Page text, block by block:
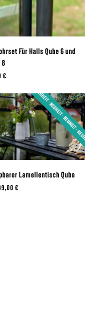
Für Halls Qube 6 und
8
€
Lamellentisch Qube
€